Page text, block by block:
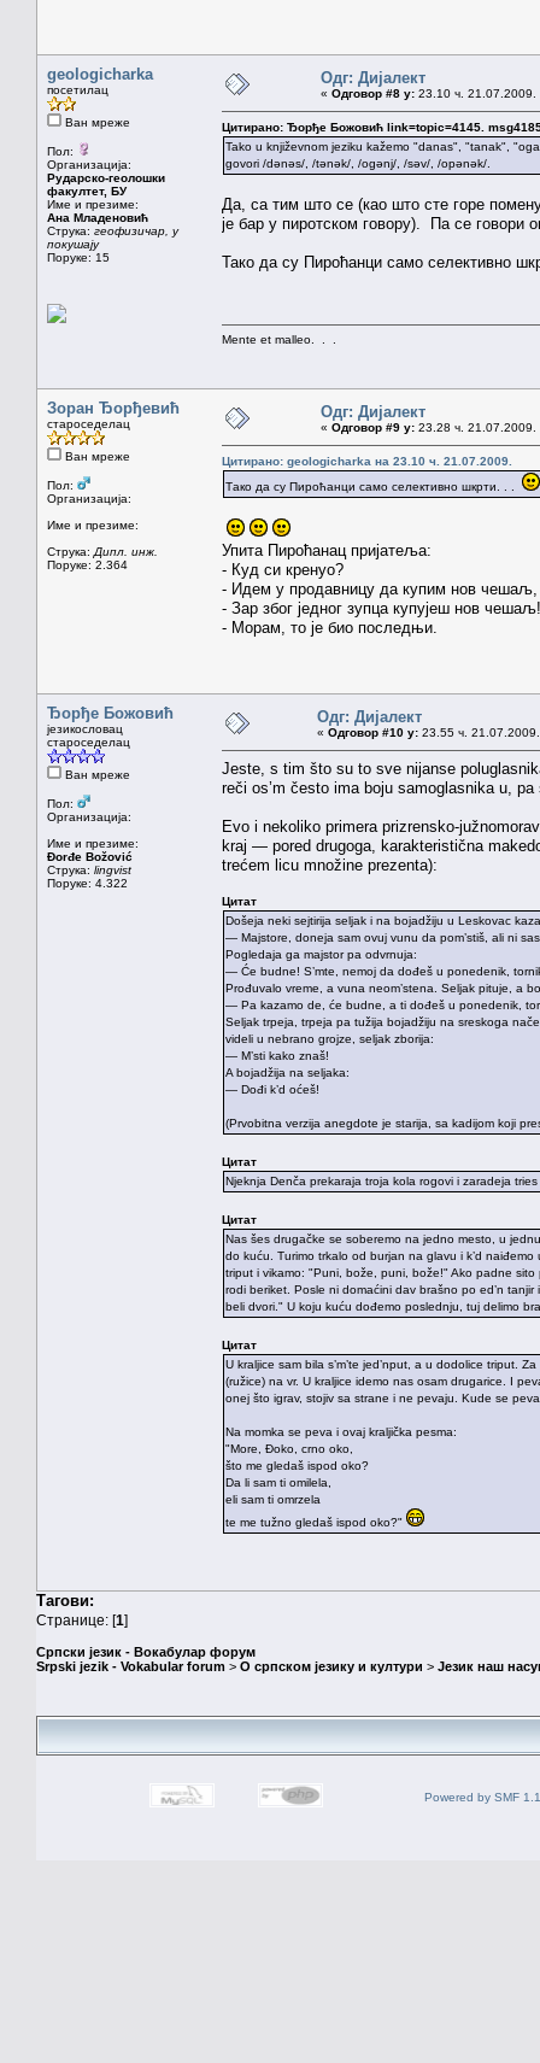
geologicharka
посетилац
Ван мреже
Пол:
Организација:
Рударско-геолошки
факултет, БУ
Име и презиме:
Ана Младеновић
Струка: геофизичар, у
покушају
Поруке: 15
Одг: Дијалект
« Одговор #8 у: 23.10 ч. 21.07.2009.
Цитирано: Ђорђе Божовић link=topic=4145.
Tako u književnom jeziku kažemo "danas", "tanak",
govori /dənəs/, /tənək/, /ogənj/, /səv/, /opənək/.
Да, са тим што се (као што сте горе
је бар у пиротском говору). Па се говори
Тако да су Пироћанци само селективно
Mente et malleo. . .
Зоран Ђорђевић
староседелац
Ван мреже
Пол:
Организација:
Име и презиме:
Струка: Дипл. инж.
Поруке: 2.364
Одг: Дијалект
« Одговор #9 у: 23.28 ч. 21.07.2009.
Цитирано: geologicharka на 23.10 ч. 21.07.2009.
Тако да су Пироћанци само селективно шкрти. . .
Упита Пироћанац пријатеља:
- Куд си кренуо?
- Идем у продавницу да купим нов
- Зар због једног зупца купујеш нов
- Морам, то је био последњи.
Ђорђе Божовић
језикословац
староседелац
Ван мреже
Пол:
Организација:
Име и презиме:
Đorđe Božović
Струка: lingvist
Поруке: 4.322
Одг: Дијалект
« Одговор #10 у: 23.55 ч.
Jeste, s tim što su to sve nijanse
reči os’m često ima boju samoglasnika u,
Evo i nekoliko primera prizrensko-
kraj — pored drugoga, karakteristična
trećem licu množine prezenta):
Цитат
Došeja neki sejtirija seljak i na bojadžiju u Leskovac
— Majstore, doneja sam ovuj vunu da pom’stiš, ali ni
Pogledaja ga majstor pa odvrnuja:
— Će budne! S’mte, nemoj da dođeš u ponedenik,
Prođuvalo vreme, a vuna neom’stena. Seljak pituje, a
— Pa kazamo de, će budne, a ti dođeš u ponedenik,
Seljak trpeja, trpeja pa tužija bojadžiju na sreskoga
videli u nebrano grojze, seljak zborija:
— M’sti kako znaš!
A bojadžija na seljaka:
— Dođi k’d oćeš!
(Prvobitna verzija anegdote je starija, sa kadijom koji
Цитат
Njeknja Denča prekaraja troja kola rogovi i zaradeja
Цитат
Nas šes drugačke se soberemo na jedno mesto, u
do kuću. Turimo trkalo od burjan na glavu i k’d
triput i vikamo: "Puni, bože, puni, bože!" Ako padne
rodi beriket. Posle ni domaćini dav brašno po ed’n
beli dvori." U koju kuću dođemo poslednju, tuj delimo
Цитат
U kraljice sam bila s’m’te jed’nput, a u dodolice triput.
(ružice) na vr. U kraljice idemo nas osam drugarice. I
onej što igrav, stojiv sa strane i ne pevaju. Kude se
Na momka se peva i ovaj kraljička pesma:
"More, Đoko, crno oko,
što me gledaš ispod oko?
Da li sam ti omilela,
eli sam ti omrzela
te me tužno gledaš ispod oko?"
Тагови:
Странице: [1]
Српски језик - Вокабулар форум
Srpski jezik - Vokabular forum > О српском језику и култури > Језик наш
Powered by SMF